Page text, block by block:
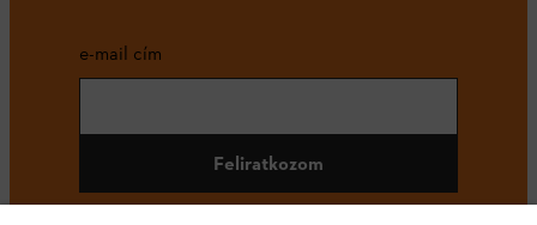
e-mail cím
Feliratkozom